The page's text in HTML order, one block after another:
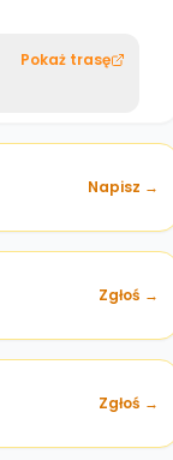
Pokaż trasę
Napisz →
Zgłoś →
Zgłoś →